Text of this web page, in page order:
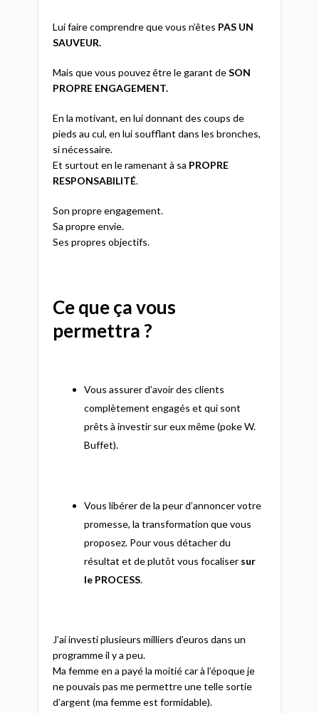
Lui faire comprendre que vous n’êtes PAS UN
SAUVEUR.
Mais que vous pouvez être le garant deSON
PROPRE ENGAGEMENT.
En la motivant, en lui donnant des coups de
pieds au cul, en lui soufflant dans les bronches,
si nécessaire.
Et surtout en le ramenant à sa PROPRE
RESPONSABILITÉ.
Son propre engagement.
Sa propre envie.
Ses propres objectifs.
Ce que ça vous
permettra ?
Vous assurer d’avoir des clients
complètement engagés et qui sont
prêts à investir sur eux même (poke W.
Buffet).
Vous libérer de la peur d’annoncer votre
promesse, la transformation que vous
proposez. Pour vous détacher du
résultat et de plutôt vous focaliser sur
le PROCESS.
J’ai investi plusieurs milliers d’euros dans un
programme il y a peu.
Ma femme en a payé la moitié car à l’époque je
ne pouvais pas me permettre une telle sortie
d’argent (ma femme est formidable).